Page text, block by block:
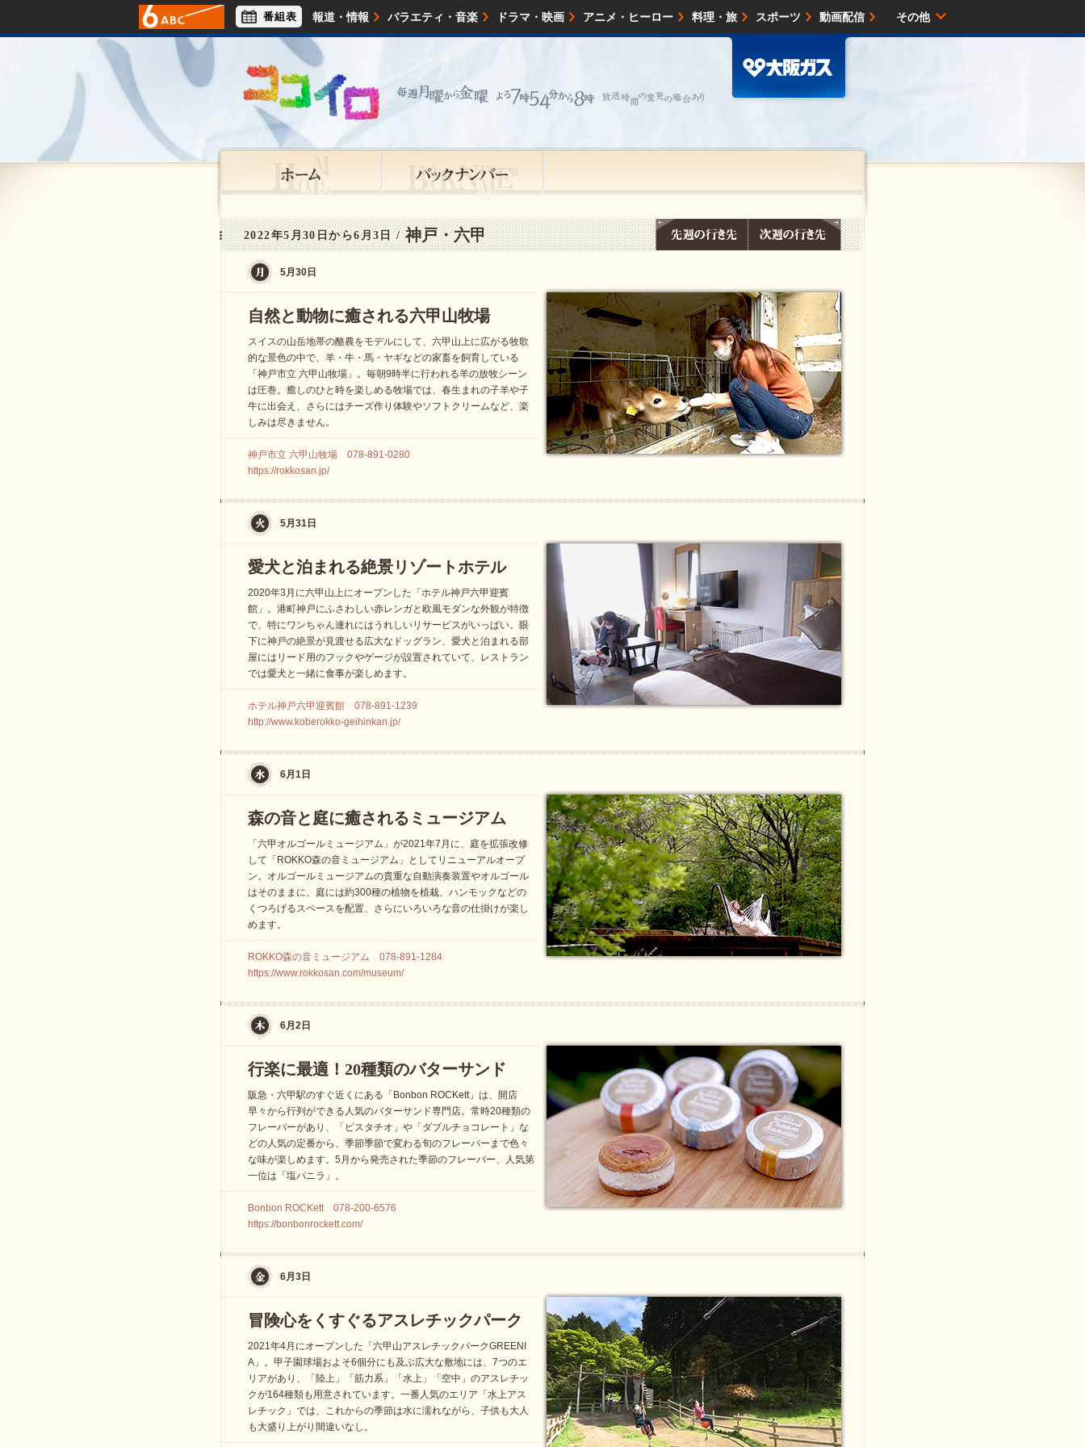
報道・情報 バラエティ・音楽 ドラマ・映画 アニメ・ヒーロー 料理・旅 スポーツ 動画配信
アナウンサー ライフスタイル
番組表 その他
2022年5月30日から6月3日 /神戸・六甲
5月30日
自然と動物に癒される六甲山牧場
スイスの山岳地帯の酪農をモデルにして、六甲山上に広がる牧歌
的な景色の中で、羊・牛・馬・ヤギなどの家畜を飼育している
「神戸市立 六甲山牧場」。毎朝9時半に行われる羊の放牧シーン
は圧巻。癒しのひと時を楽しめる牧場では、春生まれの子羊や子
牛に出会え、さらにはチーズ作り体験やソフトクリームなど、楽
しみは尽きません。
神戸市立 六甲山牧場 078-891-0280
https://rokkosan.jp/
5月31日
愛犬と泊まれる絶景リゾートホテル
2020年3月に六甲山上にオープンした「ホテル神戸六甲迎賓
館」。港町神戸にふさわしい赤レンガと欧風モダンな外観が特徴
で、特にワンちゃん連れにはうれしいリサービスがいっぱい。眼
下に神戸の絶景が見渡せる広大なドッグラン、愛犬と泊まれる部
屋にはリード用のフックやゲージが設置されていて、レストラン
では愛犬と一緒に食事が楽しめます。
ホテル神戸六甲迎賓館 078-891-1239
http://www.koberokko-geihinkan.jp/
6月1日
森の音と庭に癒されるミュージアム
「六甲オルゴールミュージアム」が2021年7月に、庭を拡張改修
して「ROKKO森の音ミュージアム」としてリニューアルオープ
ン。オルゴールミュージアムの貴重な自動演奏装置やオルゴール
はそのままに、庭には約300種の植物を植栽、ハンモックなどの
くつろげるスペースを配置、さらにいろいろな音の仕掛けが楽し
めます。
ROKKO森の音ミュージアム 078-891-1284
https://www.rokkosan.com/museum/
6月2日
行楽に最適！20種類のバターサンド
阪急・六甲駅のすぐ近くにある「Bonbon ROCKett」は、開店
早々から行列ができる人気のバターサンド専門店。常時20種類の
フレーバーがあり、「ピスタチオ」や「ダブルチョコレート」な
どの人気の定番から、季節季節で変わる旬のフレーバーまで色々
な味が楽しめます。5月から発売された季節のフレーバー、人気第
一位は「塩バニラ」。
Bonbon ROCKett 078-200-6576
https://bonbonrockett.com/
6月3日
冒険心をくすぐるアスレチックパーク
2021年4月にオープンした「六甲山アスレチックパークGREENI
A」。甲子園球場およそ6個分にも及ぶ広大な敷地には、7つのエ
リアがあり、「陸上」「筋力系」「水上」「空中」のアスレチッ
クが164種類も用意されています。一番人気のエリア「水上アス
レチック」では、これからの季節は水に濡れながら、子供も大人
も大盛り上がり間違いなし。